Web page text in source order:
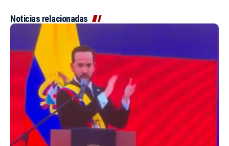
Noticias relacionadas